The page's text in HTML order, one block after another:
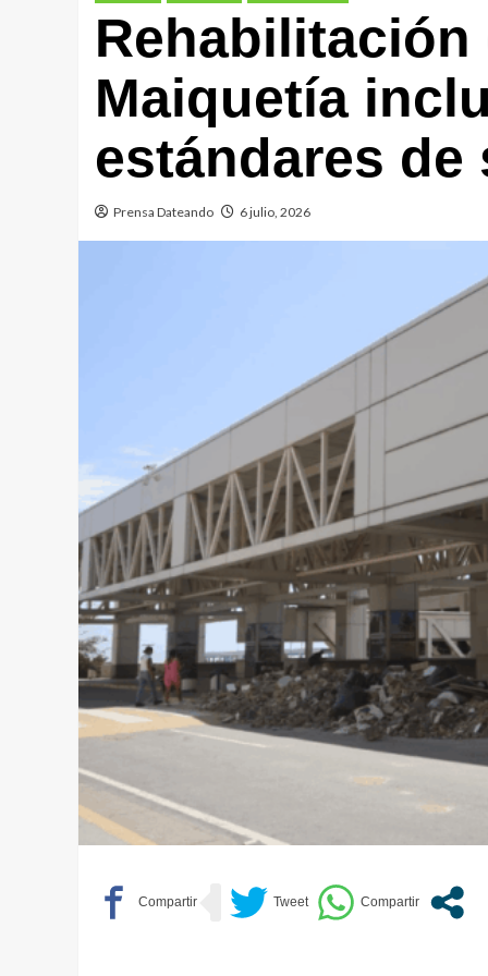
Rehabilitación
Maiquetía
estándares de
Prensa Dateando 6 julio, 2026